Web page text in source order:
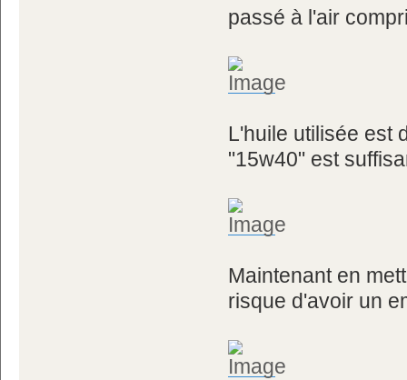
passé à l'air
L'huile utilisée est
"15w40" est
Maintenant en
risque d'avoir un